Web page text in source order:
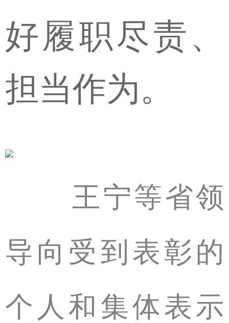
好履职尽责、
担当作为。
王宁等省领
导向受到表彰的
个人和集体表示